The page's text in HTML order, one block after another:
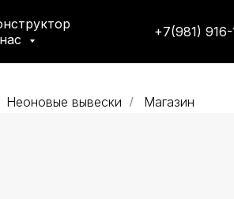
+7(981)
Неоновые вывески / Магазин